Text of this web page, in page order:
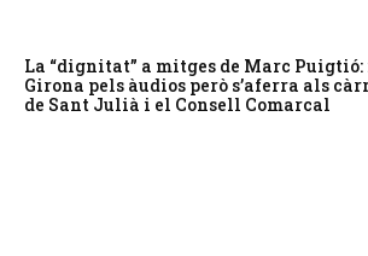
La “dignitat” a mitges de Marc
Girona pels àudios però s’aferra als
de Sant Julià i el Consell Comarcal